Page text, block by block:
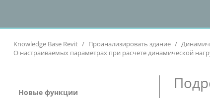
Knowledge Base Revit Проанализировать здание
О настраиваемых параметрах при расчете динамической
Новые функции